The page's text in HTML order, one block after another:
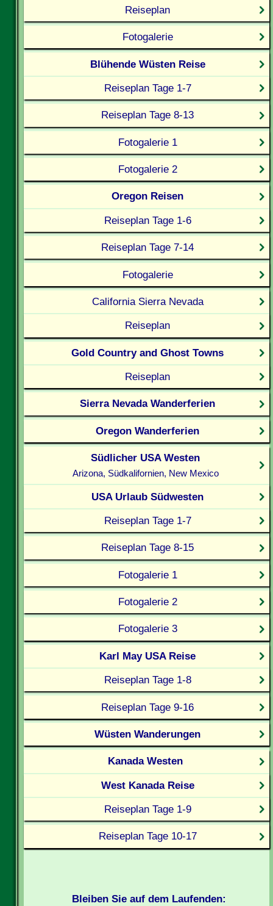
Reiseplan
Fotogalerie
Blühende Wüsten Reise
Reiseplan Tage 1-7
Reiseplan Tage 8-13
Fotogalerie 1
Fotogalerie 2
Oregon Reisen
Reiseplan Tage 1-6
Reiseplan Tage 7-14
Fotogalerie
California Sierra Nevada
Reiseplan
Gold Country and Ghost Towns
Reiseplan
Sierra Nevada Wanderferien
Oregon Wanderferien
Südlicher USA Westen
Arizona, Südkalifornien, New Mexico
USA Urlaub Südwesten
Reiseplan Tage 1-7
Reiseplan Tage 8-15
Fotogalerie 1
Fotogalerie 2
Fotogalerie 3
Karl May USA Reise
Reiseplan Tage 1-8
Reiseplan Tage 9-16
Wüsten Wanderungen
Kanada Westen
West Kanada Reise
Reiseplan Tage 1-9
Reiseplan Tage 10-17
Bleiben Sie auf dem Laufenden: